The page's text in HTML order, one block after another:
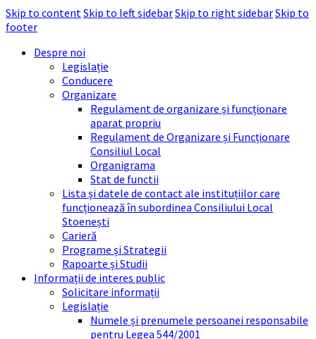
Skip to contentSkip to left sidebarSkip to right sidebarSkip to
footer
Despre noi
Legislație
Conducere
Organizare
Regulament de organizare și funcționare
aparat propriu
Regulament de Organizare și Funcționare
Consiliul Local
Organigrama
Stat de functii
Lista și datele de contact ale instituțiilor care
funcționează în subordinea Consiliului Local
Stoenești
Carieră
Programe și Strategii
Rapoarte și Studii
Informații de interes public
Solicitare informații
Legislație
Numele și prenumele persoanei responsabile
pentru Legea 544/2001